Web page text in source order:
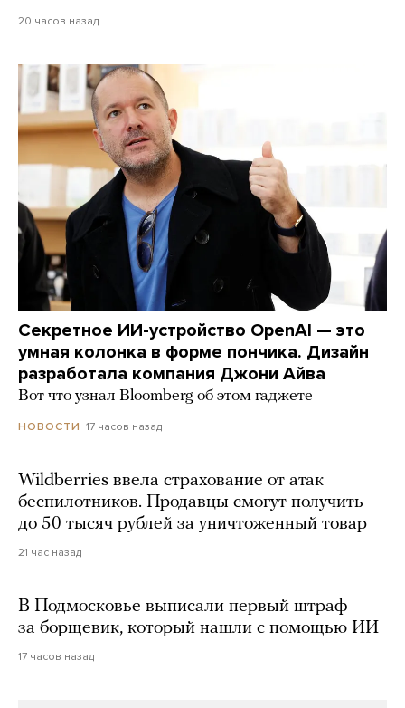
20 часов назад
Секретное ИИ-устройство OpenAI — это
умная колонка в форме пончика. Дизайн
разработала компания Джони Айва
Вот что узнал Bloomberg об этом гаджете
НОВОСТИ 17 часов назад
Wildberries ввела страхование от атак
беспилотников. Продавцы смогут получить
до 50 тысяч рублей за уничтоженный товар
21 час назад
В Подмосковье выписали первый штраф
за борщевик, который нашли с помощью ИИ
17 часов назад